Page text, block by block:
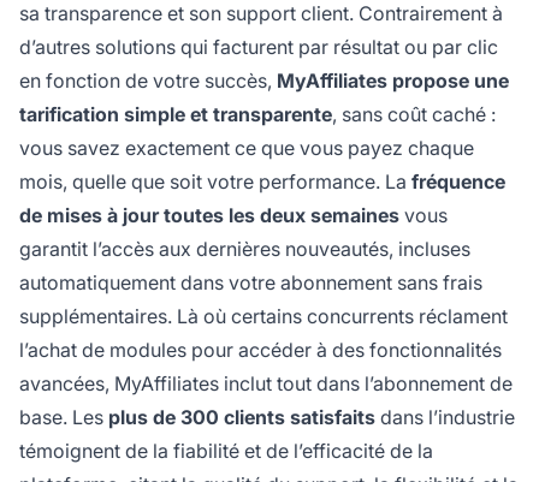
sa transparence et son support client. Contrairement à
d’autres solutions qui facturent par résultat ou par clic
en fonction de votre succès, MyAffiliates propose une
tarification simple et transparente, sans coût caché :
vous savez exactement ce que vous payez chaque
mois, quelle que soit votre performance. La fréquence
de mises à jour toutes les deux semaines vous
garantit l’accès aux dernières nouveautés, incluses
automatiquement dans votre abonnement sans frais
supplémentaires. Là où certains concurrents réclament
l’achat de modules pour accéder à des fonctionnalités
avancées, MyAffiliates inclut tout dans l’abonnement de
base. Les plus de 300 clients satisfaits dans l’industrie
témoignent de la fiabilité et de l’efficacité de la